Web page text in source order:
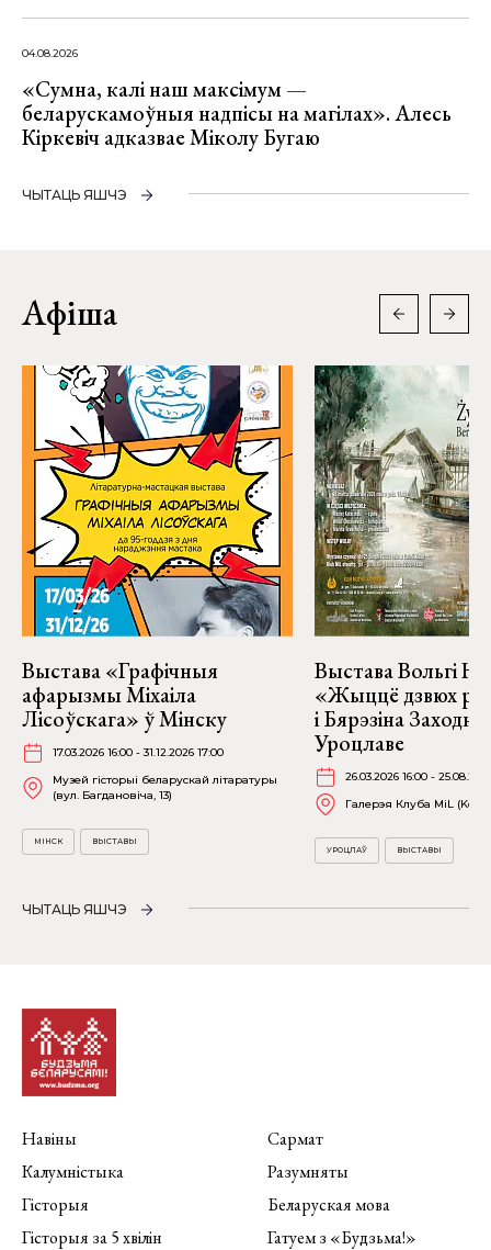
04.08.2026
«Сумна, калі наш максімум —
беларускамоўныя надпісы на магілах». Алесь
Кіркевіч адказвае Міколу Бугаю
ЧЫТАЦЬ ЯШЧЭ
Афіша
Выстава «Графічныя
афарызмы Міхаіла
Лісоўскага» ў Мінску
17.03.2026 16:00 - 31.12.2026 17:00
Музей гісторыі беларускай літаратуры
(вул. Багдановіча, 13)
МІНСК ВЫСТАВЫ
Выстава Вольгі
«Жыццё дзвюх
і Бярэзіна
Уроцлаве
26.03.2026 16:00 -
Галерэя Клуба MiL
УРОЦЛАЎ ВЫСТАВЫ
ЧЫТАЦЬ ЯШЧЭ
Навіны
Калумністыка
Гісторыя
Гісторыя за 5 хвілін
Сармат
Разумняты
Беларуская мова
Гатуем з «Будзьма!»